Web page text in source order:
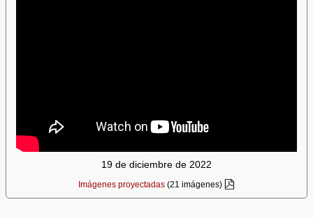
19 de diciembre de 2022
Imágenes proyectadas (21 imágenes)